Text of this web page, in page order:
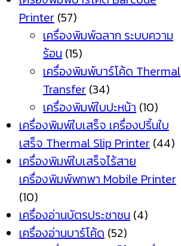
Printer (57)
เครื่องพิมพ์ฉลาก ระบบความ
ร้อน (15)
เครื่องพิมพ์บาร์โค้ด Thermal
Transfer (34)
เครื่องพิมพ์ใบปะหน้า (10)
เครื่องพิมพ์ใบเสร็จ เครื่องปริ้นใบ
เสร็จ Thermal Slip Printer (44)
เครื่องพิมพ์ใบเสร็จไร้สาย
เครื่องพิมพ์พกพา Mobile Printer
(10)
เครื่องอ่านบัตรประชาชน (4)
เครื่องอ่านบาร์โค้ด (52)